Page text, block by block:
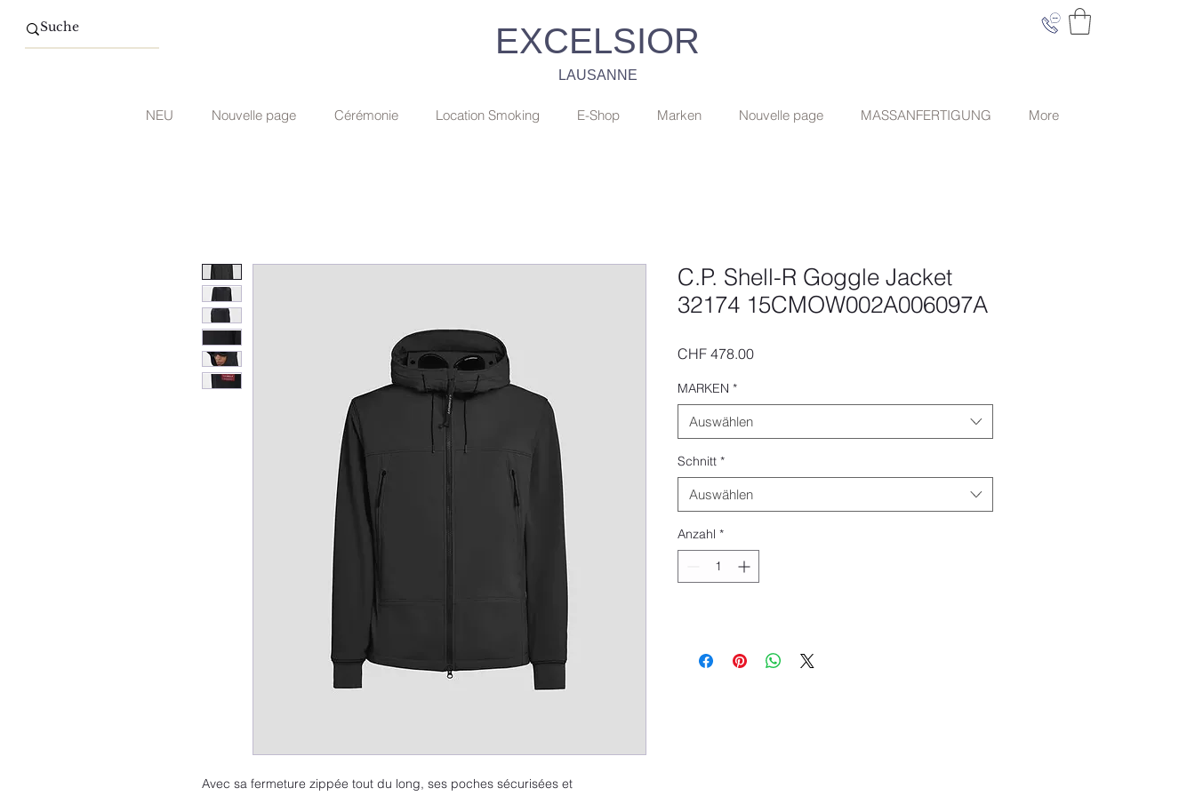
EXCELSIOR
LAUSANNE
NEU Nouvelle page Cérémonie Location Smoking E-Shop Marken Nouvelle page MASSANFERTIGUNG More
Avec sa fermeture zippée tout du long, ses poches sécurisées et
C.P. Shell-R Goggle Jacket
32174 15CMOW002A006097A
CHF 478.00Preis
MARKEN *
Auswählen
Schnitt *
Auswählen
Anzahl *